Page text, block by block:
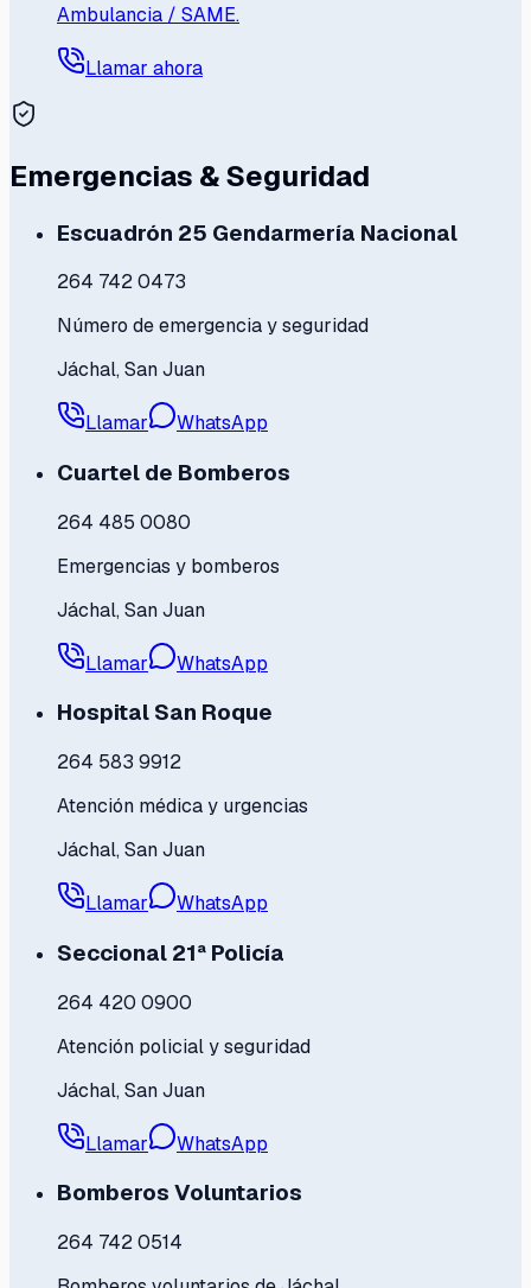
Ambulancia / SAME.
Llamar ahora
Emergencias & Seguridad
Escuadrón 25 Gendarmería Nacional
264 742 0473
Número de emergencia y seguridad
Jáchal, San Juan
Llamar WhatsApp
Cuartel de Bomberos
264 485 0080
Emergencias y bomberos
Jáchal, San Juan
Llamar WhatsApp
Hospital San Roque
264 583 9912
Atención médica y urgencias
Jáchal, San Juan
Llamar WhatsApp
Seccional 21ª Policía
264 420 0900
Atención policial y seguridad
Jáchal, San Juan
Llamar WhatsApp
Bomberos Voluntarios
264 742 0514